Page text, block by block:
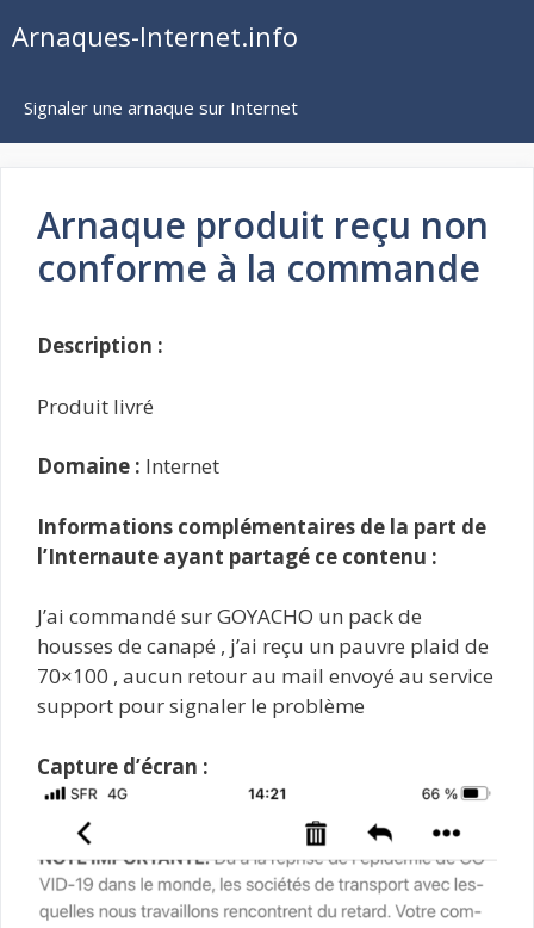
auArnaques-Internet.info
Signaler une arnaque sur Internet
Arnaque produit reçu non
conforme à la commande
Description :
Produit livré
Domaine : Internet
Informations complémentaires de la part de
l’Internaute ayant partagé ce contenu :
J’ai commandé sur GOYACHO un pack de
housses de canapé , j’ai reçu un pauvre plaid de
70×100 , aucun retour au mail envoyé au service
support pour signaler le problème
Capture d’écran :